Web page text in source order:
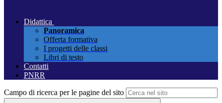
Didattica
Panoramica
Offerta formativa
I progetti delle classi
Libri di testo
Contatti
PNRR
Campo di ricerca per le pagine del sito